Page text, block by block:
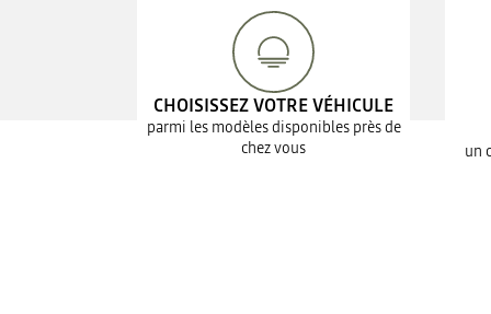
CHOISISSEZ VOTRE VÉHICULE
parmi les modèles disponibles près de
chez vous
un